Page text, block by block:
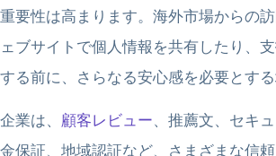
重要性は高まります。海外市場からの
ェブサイトで個人情報を共有したり、
する前に、さらなる安心感を必要とす
企業は、 顧客レビュー、推薦文、セキ
金保証、地域認証など、さまざまな信